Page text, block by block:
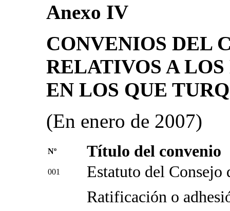
Anexo IV
CONVENIOS DEL
RELATIVOS A
EN LOS QUE
(En enero de 2007)
Nº Título del convenio
001
Estatuto del Consejo
Ratificación o